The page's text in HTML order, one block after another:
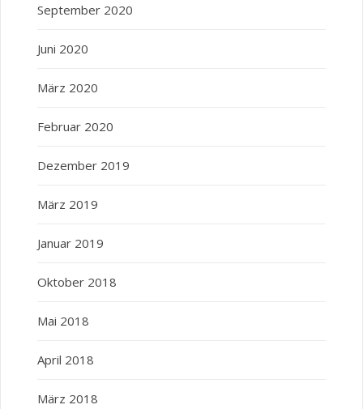
September 2020
Juni 2020
März 2020
Februar 2020
Dezember 2019
März 2019
Januar 2019
Oktober 2018
Mai 2018
April 2018
März 2018